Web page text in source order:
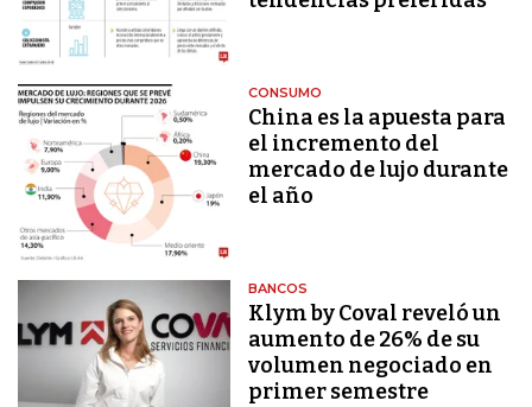
CONSUMO
China es la apuesta para
el incremento del
mercado de lujo durante
el año
BANCOS
Klym by Coval reveló un
aumento de 26% de su
volumen negociado en
primer semestre